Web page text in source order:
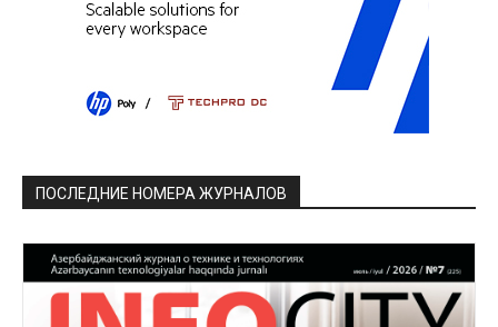
ПОСЛЕДНИЕ НОМЕРА ЖУРНАЛОВ